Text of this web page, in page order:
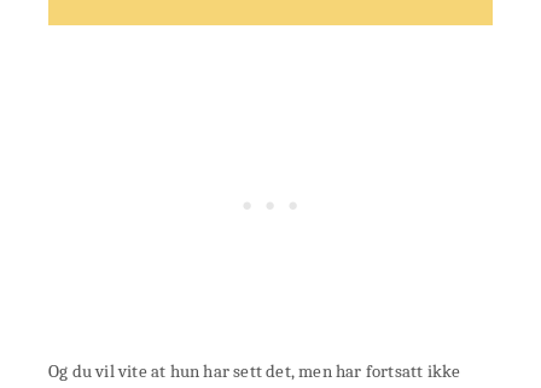
Og du vil vite at hun har sett det, men har fortsatt ikke